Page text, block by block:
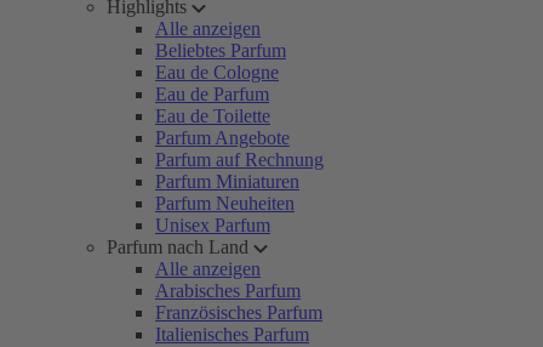
Highlights
Alle anzeigen
Beliebtes Parfum
Eau de Cologne
Eau de Parfum
Eau de Toilette
Parfum Angebote
Parfum auf Rechnung
Parfum Miniaturen
Parfum Neuheiten
Unisex Parfum
Parfum nach Land
Alle anzeigen
Arabisches Parfum
Französisches Parfum
Italienisches Parfum